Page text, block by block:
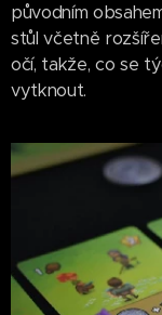
původním
stůl včetně
očí, takže, co se
vytknout.